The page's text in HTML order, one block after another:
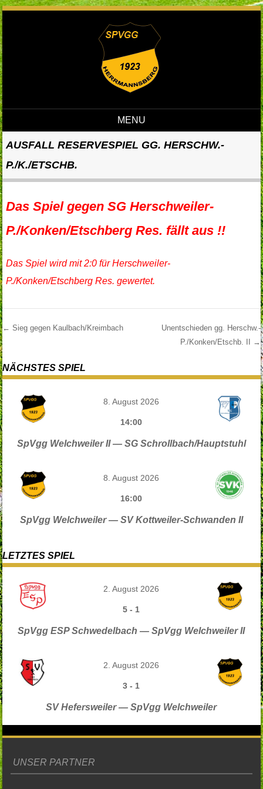
MENU
AUSFALL RESERVESPIEL GG. HERSCHW.-
P./K./ETSCHB.
Das Spiel gegen SGHerschweiler-
P./Konken/Etschberg Res. fällt aus !!
Das Spiel wird mit 2:0 für Herschweiler-
P./Konken/Etschberg Res. gewertet.
← Sieg gegen Kaulbach/Kreimbach
Unentschieden gg. Herschw.-
P./Konken/Etschb. II →
NÄCHSTES SPIEL
8. August 2026
14:00
SpVgg Welchweiler II — SG Schrollbach/Hauptstuhl
8. August 2026
16:00
SpVgg Welchweiler — SV Kottweiler-Schwanden II
LETZTES SPIEL
2. August 2026
5 - 1
SpVgg ESP Schwedelbach — SpVgg Welchweiler II
2. August 2026
3 - 1
SV Hefersweiler — SpVgg Welchweiler
UNSER PARTNER